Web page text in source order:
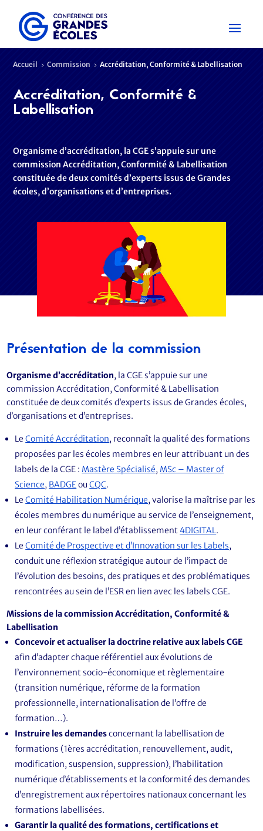
Accueil 5 Commission 5 Accréditation, Conformité & Labellisation
Accréditation, Conformité &
Labellisation
Organisme d’accréditation, la CGE s’appuie sur une
commission Accréditation, Conformité & Labellisation
constituée de deux comités d’experts issus de Grandes
écoles, d’organisations et d’entreprises.
Présentation de la commission
Organisme d’accréditation, la CGE s’appuie sur une
commission Accréditation, Conformité & Labellisation
constituée de deux comités d’experts issus de Grandes écoles,
d’organisations et d’entreprises.
LeComité Accréditation, reconnaît la qualité des formations
proposées par les écoles membres en leur attribuant un des
labels de la CGE : Mastère Spécialisé, MSc – Master of
Science, BADGEouCQC.
LeComité Habilitation Numérique, valorise la maîtrise par les
écoles membres du numérique au service de l’enseignement,
en leur conférant le label d’établissement4DIGITAL.
LeComité de Prospective et d’Innovation sur les Labels,
conduit une réflexion stratégique autour de l’impact de
l’évolution des besoins, des pratiques et des problématiques
rencontrées au sein de l’ESR en lien avec les labels CGE.
Missions de la commission Accréditation, Conformité &
Labellisation
Concevoir et actualiser la doctrine relative aux labels CGE
afin d’adapter chaque référentiel aux évolutions de
l’environnement socio-économique et règlementaire
(transition numérique, réforme de la formation
professionnelle, internationalisation de l’offre de
formation…).
Instruire les demandesconcernant la labellisation de
formations (1ères accréditation, renouvellement, audit,
modification, suspension, suppression), l’habilitation
numérique d’établissements et la conformité des demandes
d’enregistrement aux répertoires nationaux concernant les
formations labellisées.
Garantir la qualité des formations, certifications et